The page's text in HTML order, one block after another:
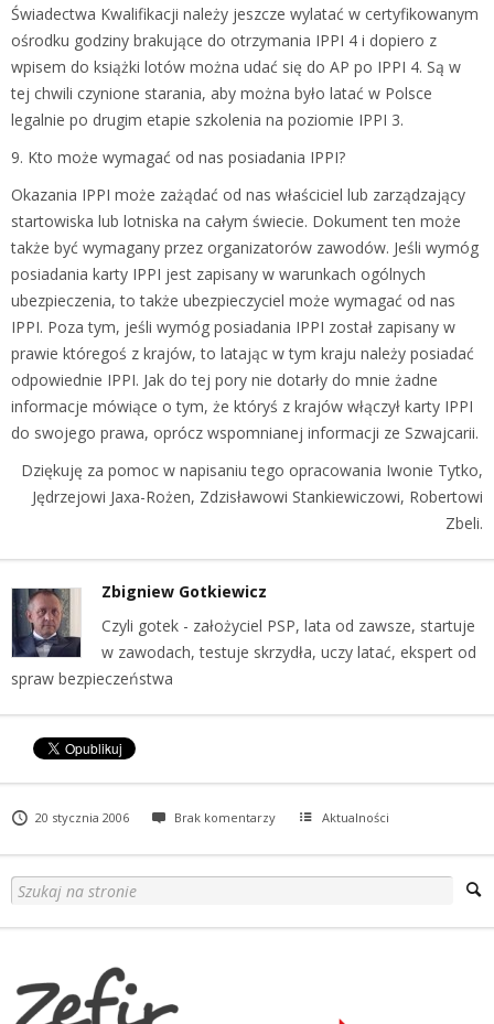
Świadectwa Kwalifikacji należy jeszcze wylatać w certyfikowanym
ośrodku godziny brakujące do otrzymania IPPI 4 i dopiero z
wpisem do książki lotów można udać się do AP po IPPI 4. Są w
tej chwili czynione starania, aby można było latać w Polsce
legalnie po drugim etapie szkolenia na poziomie IPPI 3.
9. Kto może wymagać od nas posiadania IPPI?
Okazania IPPI może zażądać od nas właściciel lub zarządzający
startowiska lub lotniska na całym świecie. Dokument ten może
także być wymagany przez organizatorów zawodów. Jeśli wymóg
posiadania karty IPPI jest zapisany w warunkach ogólnych
ubezpieczenia, to także ubezpieczyciel może wymagać od nas
IPPI. Poza tym, jeśli wymóg posiadania IPPI został zapisany w
prawie któregoś z krajów, to latając w tym kraju należy posiadać
odpowiednie IPPI. Jak do tej pory nie dotarły do mnie żadne
informacje mówiące o tym, że któryś z krajów włączył karty IPPI
do swojego prawa, oprócz wspomnianej informacji ze Szwajcarii.
Dziękuję za pomoc w napisaniu tego opracowania Iwonie Tytko,
Jędrzejowi Jaxa-Rożen, Zdzisławowi Stankiewiczowi, Robertowi
Zbeli.
Zbigniew Gotkiewicz
Czyli gotek - założyciel PSP, lata od zawsze, startuje
w zawodach, testuje skrzydła, uczy latać, ekspert od
spraw bezpieczeństwa
20 stycznia 2006 Brak komentarzy Aktualności